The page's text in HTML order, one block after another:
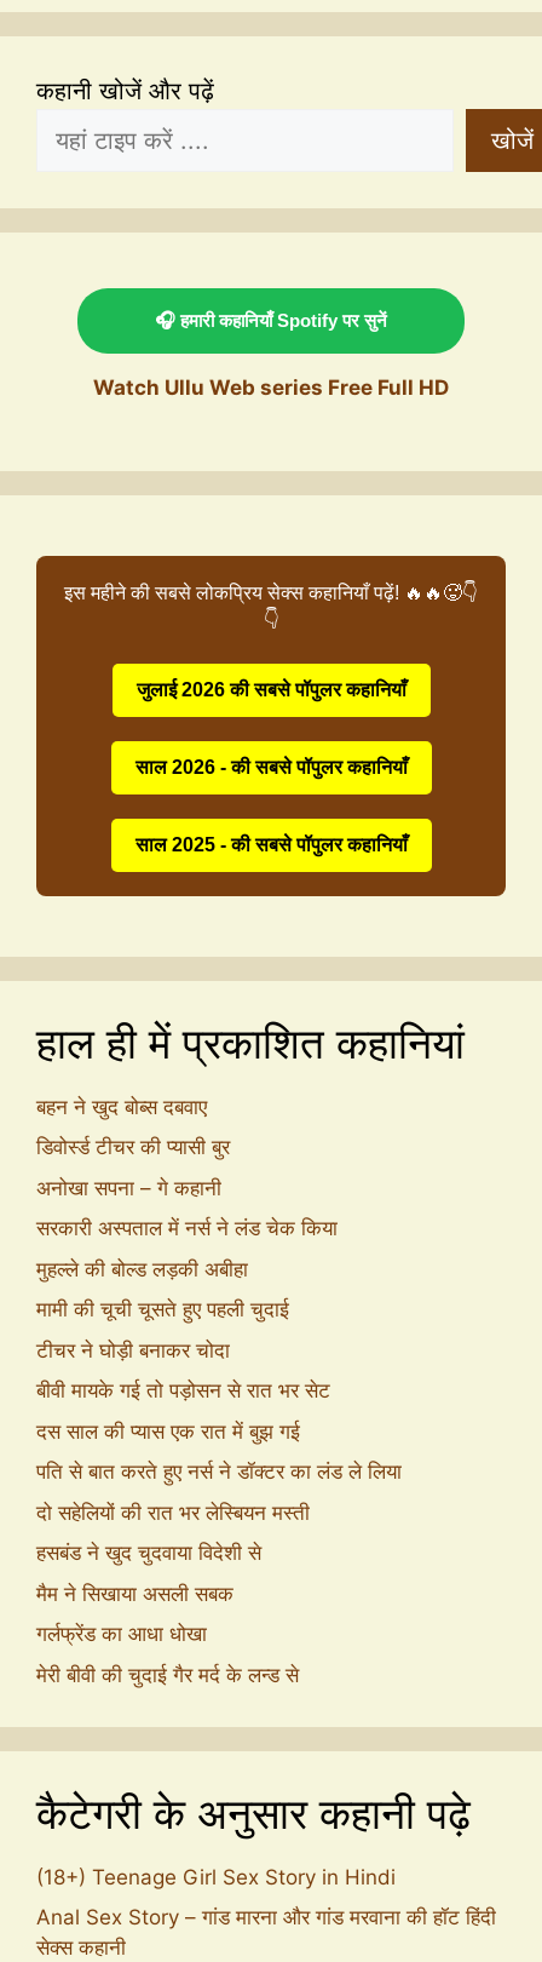
कहानी खोजें और पढ़ें
खोजें
🎧 हमारी कहानियाँ Spotify पर सुनें
Watch Ullu Web series Free Full HD
इस महीने की सबसे लोकप्रिय सेक्स कहानियाँ पढ़ें! 🔥🔥🥵👇
👇
जुलाई 2026 की सबसे पॉपुलर कहानियाँ
साल 2026 - की सबसे पॉपुलर कहानियाँ
साल 2025 - की सबसे पॉपुलर कहानियाँ
हाल ही में प्रकाशित कहानियां
बहन ने खुद बोब्स दबवाए
डिवोर्स्ड टीचर की प्यासी बुर
अनोखा सपना – गे कहानी
सरकारी अस्पताल में नर्स ने लंड चेक किया
मुहल्ले की बोल्ड लड़की अबीहा
मामी की चूची चूसते हुए पहली चुदाई
टीचर ने घोड़ी बनाकर चोदा
बीवी मायके गई तो पड़ोसन से रात भर सेट
दस साल की प्यास एक रात में बुझ गई
पति से बात करते हुए नर्स ने डॉक्टर का लंड ले लिया
दो सहेलियों की रात भर लेस्बियन मस्ती
हसबंड ने खुद चुदवाया विदेशी से
मैम ने सिखाया असली सबक
गर्लफ्रेंड का आधा धोखा
मेरी बीवी की चुदाई गैर मर्द के लन्ड से
कैटेगरी के अनुसार कहानी पढ़े
(18+) Teenage Girl Sex Story in Hindi
Anal Sex Story – गांड मारना और गांड मरवाना की हॉट हिंदी
सेक्स कहानी